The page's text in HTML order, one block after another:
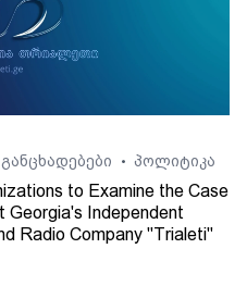
• პოლიტიკა
to Examine the Case
Georgia's Independent
Radio Company "Trialeti"